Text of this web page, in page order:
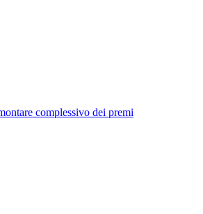
complessivo dei premi